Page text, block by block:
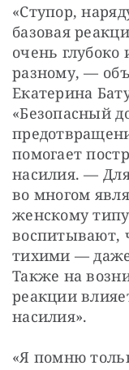
«Ступор,
базовая
очень глубоко
разному, —
Екатерина
«Безопасный
помогает
насилия. —
во многом
женскому
воспитывают,
тихими — даже
Также на
реакции
насилия».
«Я помню